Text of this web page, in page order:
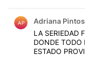
AP Adriana Pintos
LA SERIEDAD
DONDE TODO
ESTADO